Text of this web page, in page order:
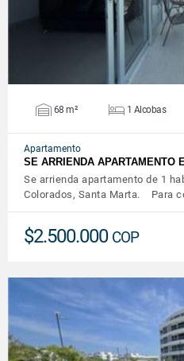
68 m² 1 Alcobas
Apartamento
SE ARRIENDA APARTAMENTO
Se arrienda apartamento de 1
Colorados, Santa Marta. Para
$2.500.000 COP